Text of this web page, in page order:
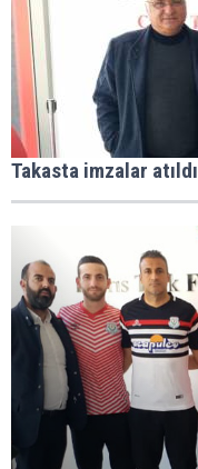
Takasta imzalar atıldı